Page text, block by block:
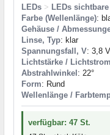
LEDs > LEDs
Farbe (Wellenlänge):
Gehäuse /
Linse, Typ: klar
Spannungsfall, V: 3,8 V
Lichtstärke / Lichtstrom
Abstrahlwinkel : 22°
Form: Rund
Wellenlänge /
verfügbar: 47 St.